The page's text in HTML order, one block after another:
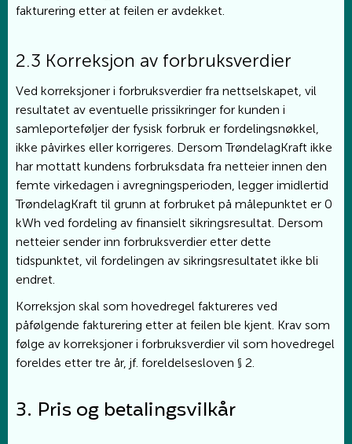
fakturering etter at feilen er avdekket.
2.3 Korreksjon av forbruksverdier
Ved korreksjoner i forbruksverdier fra nettselskapet, vil
resultatet av eventuelle prissikringer for kunden i
samleporteføljer der fysisk forbruk er fordelingsnøkkel,
ikke påvirkes eller korrigeres. Dersom TrøndelagKraft ikke
har mottatt kundens forbruksdata fra netteier innen den
femte virkedagen i avregningsperioden, legger imidlertid
TrøndelagKraft til grunn at forbruket på målepunktet er 0
kWh ved fordeling av finansielt sikringsresultat. Dersom
netteier sender inn forbruksverdier etter dette
tidspunktet, vil fordelingen av sikringsresultatet ikke bli
endret.
Korreksjon skal som hovedregel faktureres ved
påfølgende fakturering etter at feilen ble kjent. Krav som
følge av korreksjoner i forbruksverdier vil som hovedregel
foreldes etter tre år, jf. foreldelsesloven § 2.
3. Pris og betalingsvilkår